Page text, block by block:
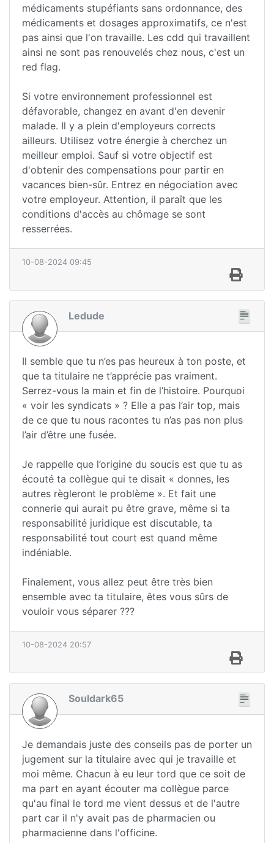
médicaments stupéfiants sans ordonnance, des
médicaments et dosages approximatifs, ce n'est
pas ainsi que l'on travaille. Les cdd qui travaillent
ainsi ne sont pas renouvelés chez nous, c'est un
red flag.
Si votre environnement professionnel est
défavorable, changez en avant d'en devenir
malade. Il y a plein d'employeurs corrects
ailleurs. Utilisez votre énergie à cherchez un
meilleur emploi. Sauf si votre objectif est
d'obtenir des compensations pour partir en
vacances bien-sûr. Entrez en négociation avec
votre employeur. Attention, il paraît que les
conditions d'accès au chômage se sont
resserrées.
10-08-2024 09:45
Ledude
Il semble que tu n’es pas heureux à ton poste, et
que ta titulaire ne t’apprécie pas vraiment.
Serrez-vous la main et fin de l’histoire. Pourquoi
« voir les syndicats » ? Elle a pas l’air top, mais
de ce que tu nous racontes tu n’as pas non plus
l’air d’être une fusée.
Je rappelle que l’origine du soucis est que tu as
écouté ta collègue qui te disait « donnes, les
autres règleront le problème ». Et fait une
connerie qui aurait pu être grave, même si ta
responsabilité juridique est discutable, ta
responsabilité tout court est quand même
indéniable.
Finalement, vous allez peut être très bien
ensemble avec ta titulaire, êtes vous sûrs de
vouloir vous séparer ???
10-08-2024 20:57
Souldark65
Je demandais juste des conseils pas de porter un
jugement sur la titulaire avec qui je travaille et
moi même. Chacun à eu leur tord que ce soit de
ma part en ayant écouter ma collègue parce
qu'au final le tord me vient dessus et de l'autre
part car il n'y avait pas de pharmacien ou
pharmacienne dans l'officine.